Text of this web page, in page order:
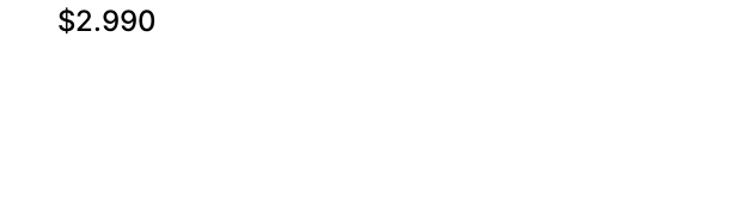
$2.990